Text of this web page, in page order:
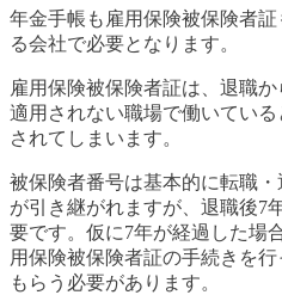
年金手帳も雇用保険被保険者
る会社で必要となります。
雇用保険被保険者証は、退職
適用されない職場で働いてい
されてしまいます。
被保険者番号は基本的に転職
が引き継がれますが、退職後7
要です。仮に7年が経過した場
用保険被保険者証の手続きを
もらう必要があります。